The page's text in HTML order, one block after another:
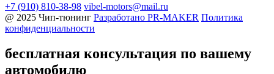
+7 (910) 810-38-98 vibel-motors@mail.ru
@ 2025 Чип-тюнинг Разработано PR-MAKER Политика
конфиденциальности
бесплатная консультация по вашему
автомобилю